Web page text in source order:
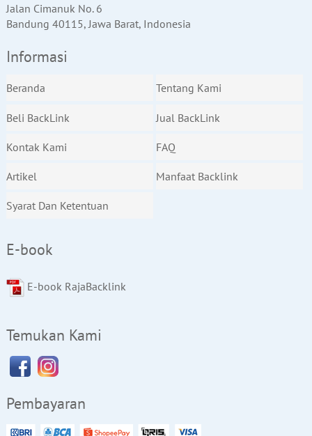
Jalan Cimanuk No. 6
Bandung 40115, Jawa Barat, Indonesia
Informasi
Beranda Tentang Kami
Beli BackLink Jual BackLink
Kontak Kami FAQ
Artikel Manfaat Backlink
Syarat Dan Ketentuan
E-book
E-book RajaBacklink
Temukan Kami
Pembayaran